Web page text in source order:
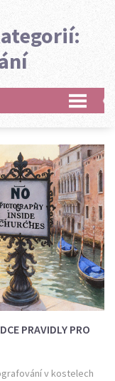
PRAVIDLY PRO
v kostelech